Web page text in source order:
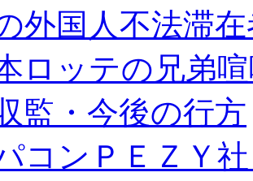
外国人不法滞
ロッテの兄弟
監・今後の行方
コンＰＥＺＹ